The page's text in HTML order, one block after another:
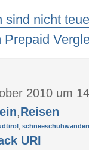
sind nicht
Prepaid
2010 um
,Reisen
,
URI